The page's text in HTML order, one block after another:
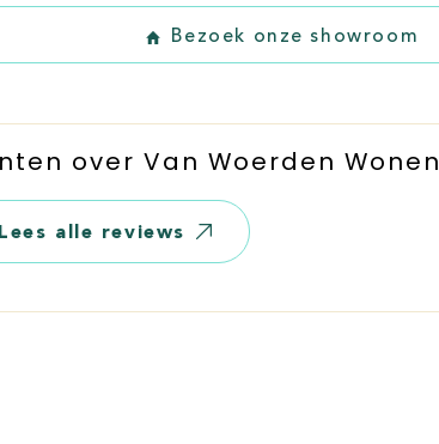
Bezoek onze showroom
over Van Woerden Wonen
Lees alle reviews